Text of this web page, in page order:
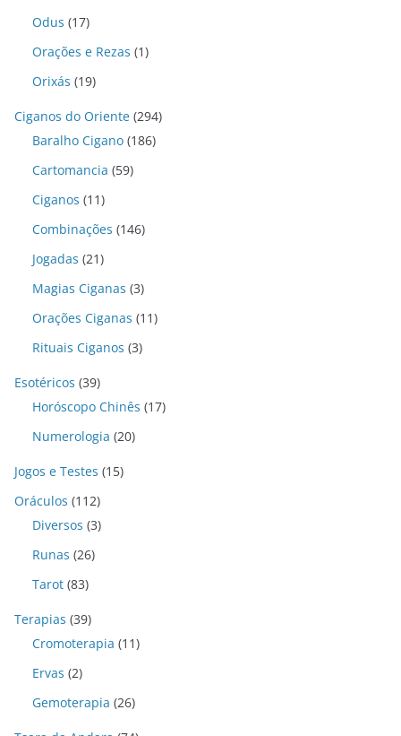
Odus (17)
Orações e Rezas (1)
Orixás (19)
Ciganos do Oriente (294)
Baralho Cigano (186)
Cartomancia (59)
Ciganos (11)
Combinações (146)
Jogadas (21)
Magias Ciganas (3)
Orações Ciganas (11)
Rituais Ciganos (3)
Esotéricos (39)
Horóscopo Chinês (17)
Numerologia (20)
Jogos e Testes (15)
Oráculos (112)
Diversos (3)
Runas (26)
Tarot (83)
Terapias (39)
Cromoterapia (11)
Ervas (2)
Gemoterapia (26)